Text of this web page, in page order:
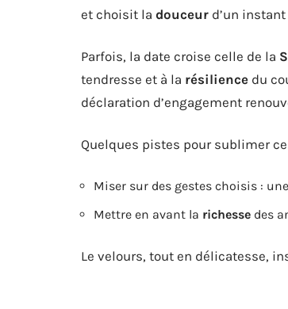
et choisit la douceur d’un instant
Parfois, la date croise celle de la
tendresse et à la résilience du
déclaration d’engagement
Quelques pistes pour sublimer
Miser sur des gestes choisis :
Mettre en avant la richesse des
Le velours, tout en délicatesse,